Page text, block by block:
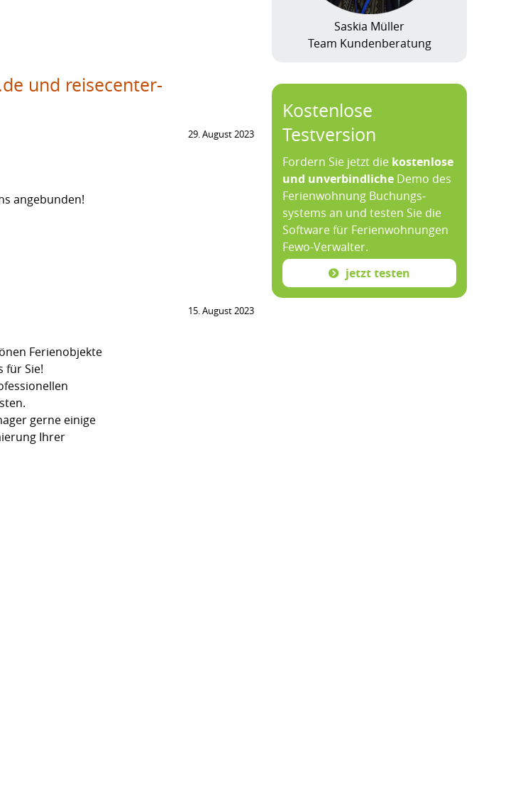
und reisecenter-
29. August 2023
angebunden!
15. August 2023
Ferienobjekte
für Sie!
gerne einige
Ihrer
Saskia Müller
Team Kundenberatung
Kostenlose
Testversion
Fordern Sie jetzt die kosten­lose
und un­ver­bind­liche Demo des
Ferien­wohnung Buchungs­
systems an und testen Sie die
Soft­ware für Ferien­wohnungen
Fewo-­Verwalter.
jetzt testen